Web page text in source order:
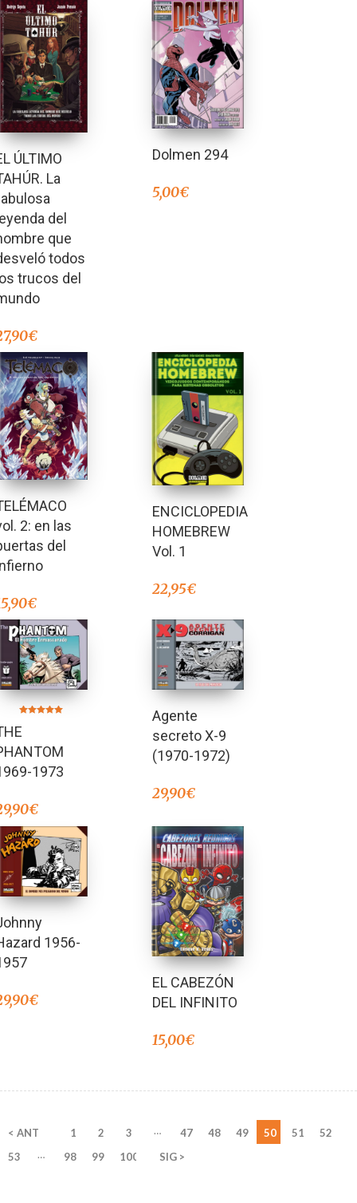
ÚLTIMO
La
del
que
todos
trucos del
€
Dolmen 294
5,00€
2: en las
del
€
ENCICLOPEDIA
HOMEBREW
Vol. 1
22,95€
5.00
de 5
1973
€
Agente
secreto X-9
(1970-1972)
29,90€
1956-
€
EL CABEZÓN
DEL INFINITO
15,00€
< ANT 1 2 3 … 47 48 49 50 51
52
53
… 98 99 100 SIG >